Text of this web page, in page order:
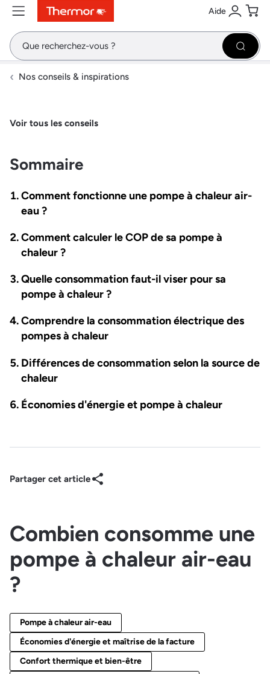
ContenuMenuRecherche Aide
Se
Nos conseils & inspirations
Voir tous les conseils
Sommaire
Comment fonctionne une pompe à chaleur air-
eau ?
Comment calculer le COP de sa pompe à
chaleur ?
Quelle consommation faut-il viser pour sa
pompe à chaleur ?
Comprendre la consommation électrique des
pompes à chaleur
Différences de consommation selon la source de
chaleur
Économies d'énergie et pompe à chaleur
Partager cet article
Combien consomme une
pompe à chaleur air-eau
?
Pompe à chaleur air-eau
Économies d'énergie et maîtrise de la facture
Confort thermique et bien-être